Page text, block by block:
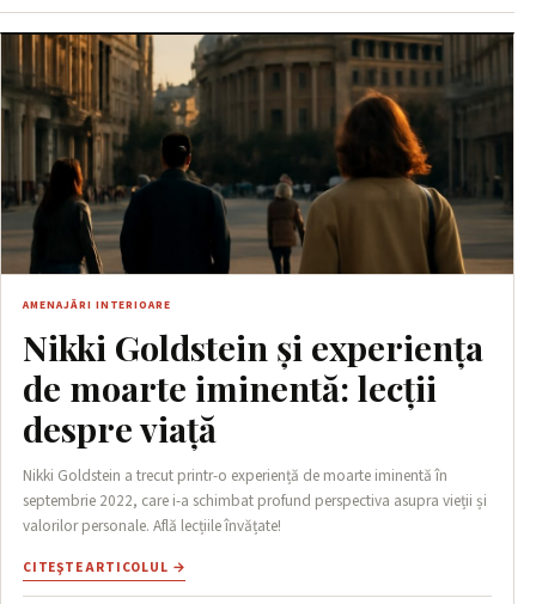
AMENAJĂRI INTERIOARE
Nikki Goldstein și experiența
de moarte iminentă: lecții
despre viață
Nikki Goldstein a trecut printr-o experiență de moarte iminentă în
septembrie 2022, care i-a schimbat profund perspectiva asupra vieții și
valorilor personale. Află lecțiile învățate!
CITEŞTE ARTICOLUL →